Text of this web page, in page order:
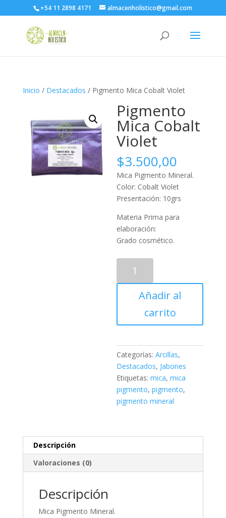
+54 11 2898 4171 almacenholistico@gmail.com
Inicio / Destacados / Pigmento Mica Cobalt Violet
Pigmento
Mica Cobalt
Violet
$3.500,00
Mica Pigmento Mineral.
Color: Cobalt Violet
Presentación: 10grs
Materia Prima para
elaboración:
Grado cosmético.
Cobalt
Añadir al
carrito
Categorías:Arcillas,
Destacados, Jabones
Etiquetas:mica,mica
pigmento,pigmento,
pigmento mineral
Descripción
Valoraciones (0)
Descripción
Mica Pigmento Mineral.